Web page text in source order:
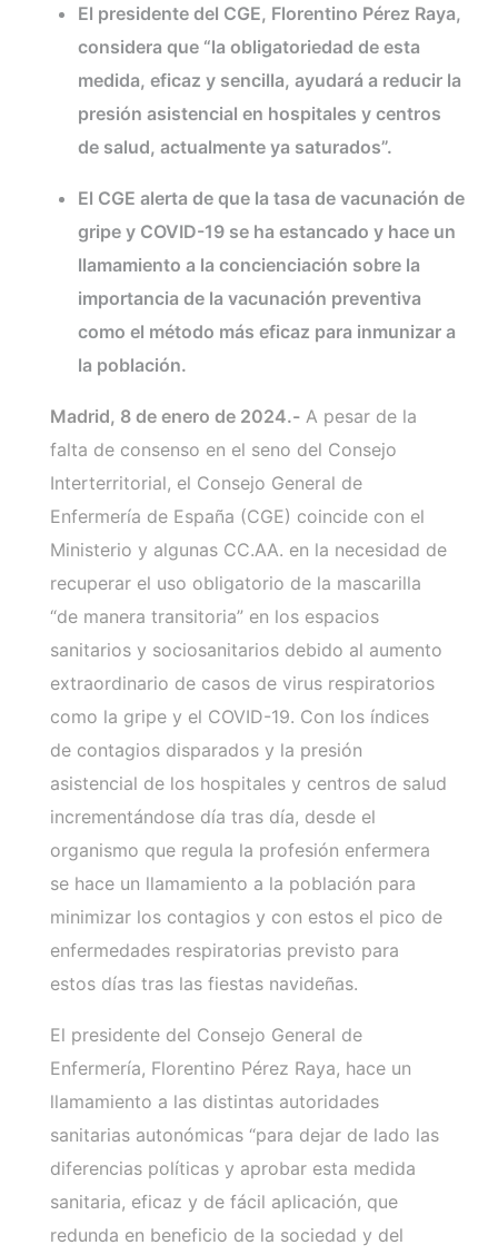
El presidente del CGE, Florentino Pérez Raya,
considera que “la obligatoriedad de esta
medida, eficaz y sencilla, ayudará a reducir la
presión asistencial en hospitales y centros
de salud, actualmente ya saturados”.
El CGE alerta de que la tasa de vacunación de
gripe y COVID-19 se ha estancado y hace un
llamamiento a la concienciación sobre la
importancia de la vacunación preventiva
como el método más eficaz para inmunizar a
la población.
Madrid, 8 de enero de 2024.- A pesar de la
falta de consenso en el seno del Consejo
Interterritorial, el Consejo General de
Enfermería de España (CGE) coincide con el
Ministerio y algunas CC.AA. en la necesidad de
recuperar el uso obligatorio de la mascarilla
“de manera transitoria” en los espacios
sanitarios y sociosanitarios debido al aumento
extraordinario de casos de virus respiratorios
como la gripe y el COVID-19. Con los índices
de contagios disparados y la presión
asistencial de los hospitales y centros de salud
incrementándose día tras día, desde el
organismo que regula la profesión enfermera
se hace un llamamiento a la población para
minimizar los contagios y con estos el pico de
enfermedades respiratorias previsto para
estos días tras las fiestas navideñas.
El presidente del Consejo General de
Enfermería, Florentino Pérez Raya, hace un
llamamiento a las distintas autoridades
sanitarias autonómicas “para dejar de lado las
diferencias políticas y aprobar esta medida
sanitaria, eficaz y de fácil aplicación, que
redunda en beneficio de la sociedad y del